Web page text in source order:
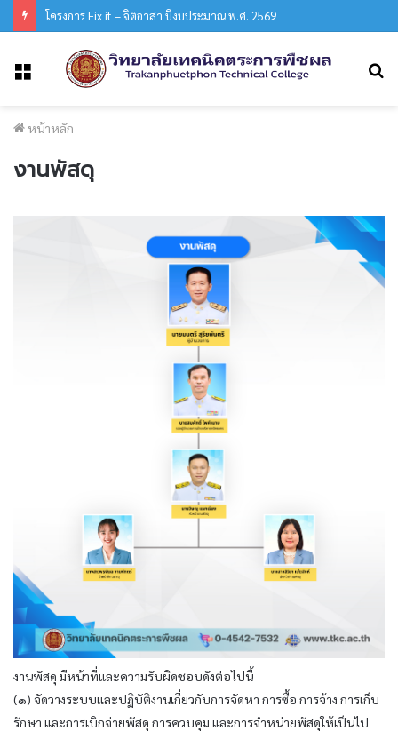
โครงการ Fix it – จิตอาสา ปีงบประมาณ พ.ศ. 2569
หน้าหลัก
งานพัสดุ
งานพัสดุ มีหน้าที่และความรับผิดชอบดังต่อไปนี้
(๑) จัดวางระบบและปฏิบัติงานเกี่ยวกับการจัดหา การซื้อ การจ้าง การเก็บ
รักษา และการเบิกจ่ายพัสดุ การควบคุม และการจำหน่ายพัสดุให้เป็นไป